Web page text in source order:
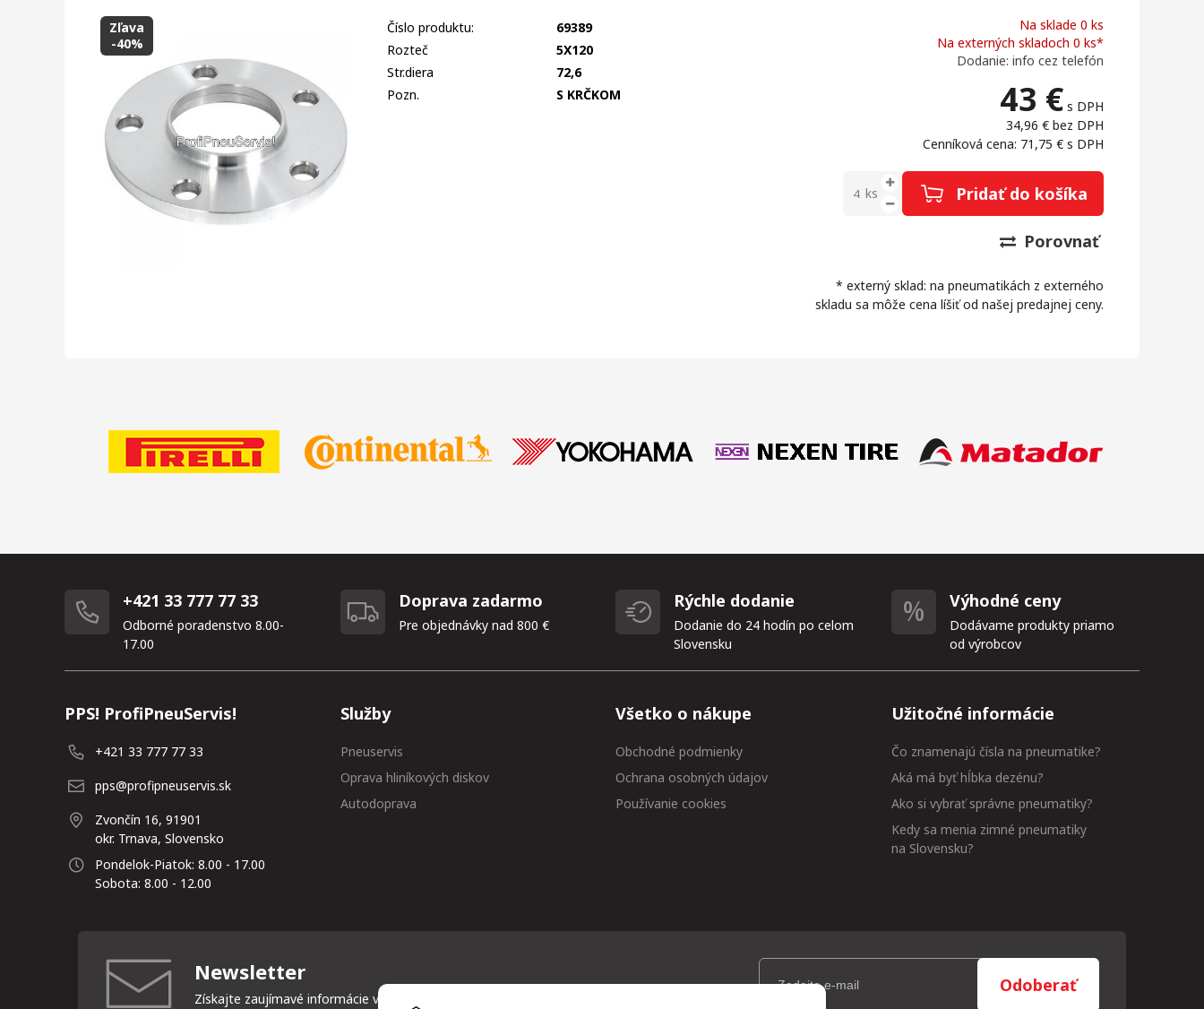
Zľava
-40%
Na sklade 0 ks
Na externých skladoch 0 ks*
Dodanie: info cez telefón
43 € s DPH
34,96 € bez DPH
Cenníková cena: 71,75 € s DPH
ks Pridať do košíka
Porovnať
* externý sklad: na pneumatikách z externého
skladu sa môže cena líšiť od našej predajnej ceny.
Číslo produktu:
69389
Rozteč
5X120
Str.diera
72,6
Pozn.
S KRČKOM
+421 33 777 77 33
Odborné poradenstvo 8.00-
17.00
Doprava zadarmo
Pre objednávky nad 800 €
Rýchle dodanie
Dodanie do 24 hodín po celom
Slovensku
Výhodné ceny
Dodávame produkty priamo
od výrobcov
PPS! ProfiPneuServis!
+421 33 777 77 33
pps@profipneuservis.sk
Zvončín 16, 91901
okr. Trnava, Slovensko
Pondelok-Piatok: 8.00 - 17.00
Sobota: 8.00 - 12.00
Služby
Pneuservis
Oprava hliníkových diskov
Autodoprava
Všetko o nákupe
Obchodné podmienky
Ochrana osobných údajov
Používanie cookies
Užitočné informácie
Čo znamenajú čísla na pneumatike?
Aká má byť hĺbka dezénu?
Ako si vybrať správne pneumatiky?
Kedy sa menia zimné pneumatiky
na Slovensku?
Newsletter
Získajte zaujímavé informácie vždy medzi prvými
Odoberať